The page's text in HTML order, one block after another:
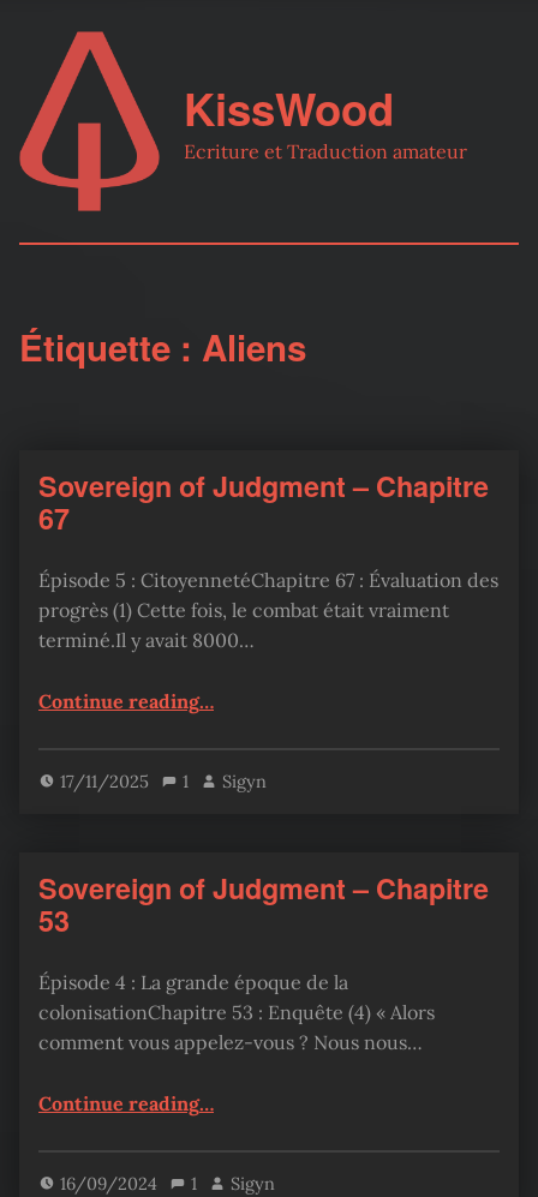
KissWood
Ecriture et Traduction amateur
Étiquette : Aliens
Sovereign of Judgment – Chapitre
67
Épisode 5 : CitoyennetéChapitre 67 : Évaluation des
progrès (1) Cette fois, le combat était vraiment
terminé.Il y avait 8000…
Continue reading“Sovereign of Judgment – Chapitre 67”
…
17/11/2025 1 Sigyn
Sovereign of Judgment – Chapitre
53
Épisode 4 : La grande époque de la
colonisationChapitre 53 : Enquête (4) « Alors
comment vous appelez-vous ? Nous nous…
Continue reading“Sovereign of Judgment – Chapitre 53”
…
16/09/2024 1 Sigyn